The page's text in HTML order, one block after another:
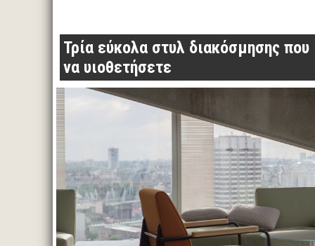
Τρία εύκολα στυλ διακόσμησης που
να υιοθετήσετε